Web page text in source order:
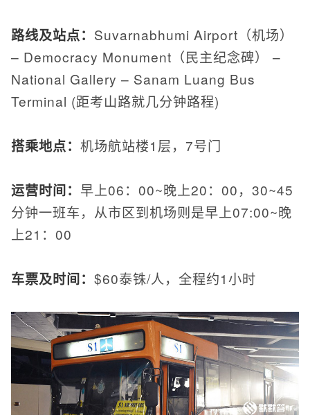
路线及站点： Suvarnabhumi Airport（机场）
– Democracy Monument（民主纪念碑） –
National Gallery – Sanam Luang Bus
Terminal (距考山路就几分钟路程)
搭乘地点： 机场航站楼1层，7号门
运营时间： 早上06：00~晚上20：00，30~45
分钟一班车，从市区到机场则是早上07:00~晚
上21：00
车票及时间： $60泰铢/人，全程约1小时